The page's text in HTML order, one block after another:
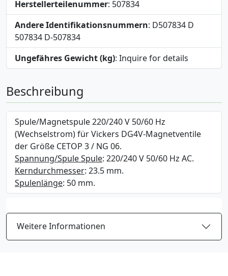
Herstellerteilenummer: 507834
Andere Identifikationsnummern: D507834 D
507834 D-507834
Ungefähres Gewicht (kg): Inquire for details
Beschreibung
Spule/Magnetspule 220/240 V 50/60 Hz
(Wechselstrom) für Vickers DG4V-Magnetventile
der Größe CETOP 3 / NG 06.
Spannung/Spule Spule: 220/240 V 50/60 Hz AC.
Kerndurchmesser: 23.5 mm.
Spulenlänge: 50 mm.
Weitere Informationen